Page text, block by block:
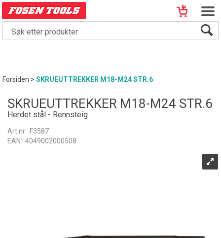
Forsiden>SKRUEUTTREKKER M18-M24 STR.6
SKRUEUTTREKKER M18-M24 STR.6
Herdet stål - Rennsteig
Art.nr: F3587
EAN: 4049002000508